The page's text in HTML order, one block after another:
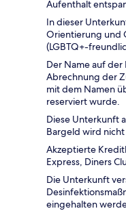
Aufenthalt
In dieser
Orientierung und
(LGBTQ+-
Der Name auf
Abrechnung der
mit dem Namen
reserviert wurde.
Diese Unterkunft
Bargeld wird
Akzeptierte
Express, Diners
Die Unterkunft
eingehalten